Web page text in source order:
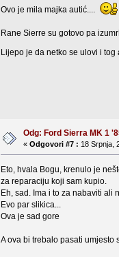
Ovo je mila majka autić....
Rane Sierre su gotovo pa
Lijepo je da netko se ulovi i tog
Odg: Ford Sierra MK 1
« Odgovori #7 : 18 Srpnja,
Eto, hvala Bogu, krenulo je
za reparaciju koji sam kupio.
Eh, sad. Ima i to za nabaviti ali
Evo par slikica...
Ova je sad gore
A ova bi trebalo pasati umjesto